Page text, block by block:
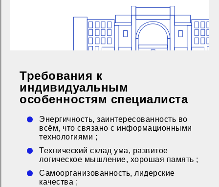
Требования к
индивидуальным
особенностям специалиста
Энергичность, заинтересованность во
всём, что связано с информационными
технологиями ;
Технический склад ума, развитое
логическое мышление, хорошая память ;
Самоорганизованность, лидерские
качества ;